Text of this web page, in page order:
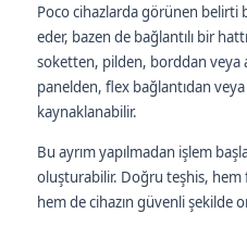
Poco cihazlarda görünen belirti
eder, bazen de bağlantılı bir
soketten, pilden, borddan veya
panelden, flex bağlantıdan
kaynaklanabilir.
Bu ayrım yapılmadan işlem
oluşturabilir. Doğru teşhis,
hem de cihazın güvenli şekilde